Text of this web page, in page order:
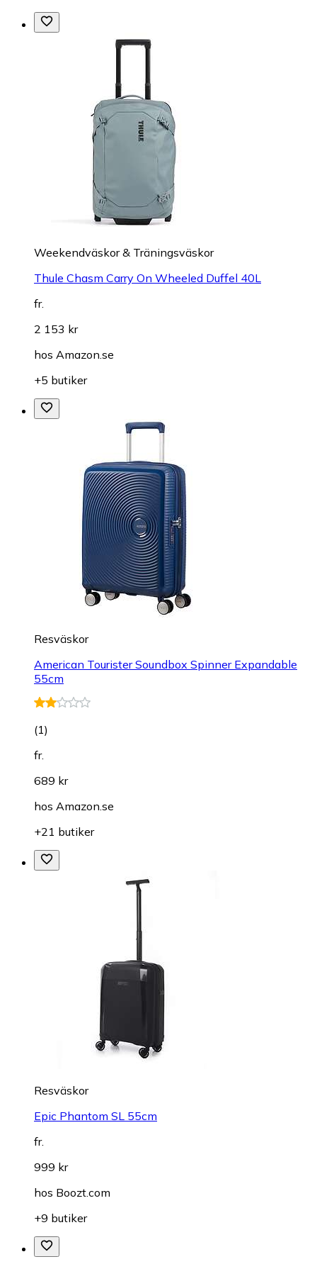
Weekendväskor & Träningsväskor
Thule Chasm Carry On Wheeled Duffel 40L
fr.
2 153 kr
hos Amazon.se
+5 butiker
Resväskor
American Tourister Soundbox Spinner Expandable
55cm
(1)
fr.
689 kr
hos Amazon.se
+21 butiker
Resväskor
Epic Phantom SL 55cm
fr.
999 kr
hos Boozt.com
+9 butiker